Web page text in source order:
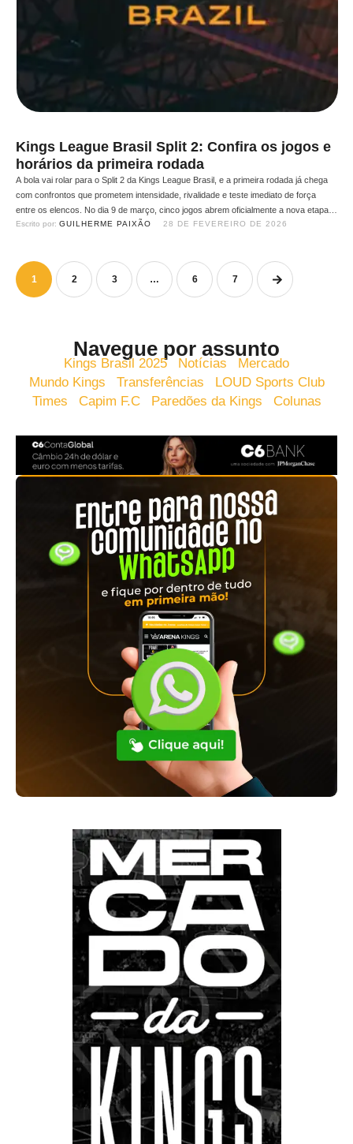
Kings League Brasil Split 2: Confira os jogos e
horários da primeira rodada
A bola vai rolar para o Split 2 da Kings League Brasil, e a primeira rodada já chega
com confrontos que prometem intensidade, rivalidade e teste imediato de força
entre os elencos. No dia 9 de março, cinco jogos abrem oficialmente a nova etapa
da competição. Que já é mais que especial, já que o …
Escrito por: GUILHERME PAIXÃO 28 DE FEVEREIRO DE 2026
1 2 3 … 6 7
Navegue por assunto
Kings Brasil 2025 Notícias
Mercado
Mundo Kings
Transferências
LOUD Sports Club
Times
Capim F.C Paredões da Kings Colunas